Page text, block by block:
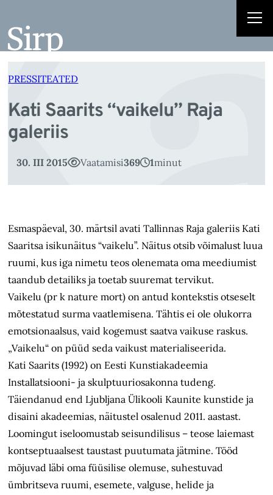
juurde
PRESSITEATED
Kati Saarits “vaikelu” Raja
galeriis
30. III 2015 Vaatamisi369 1minut
Esmaspäeval, 30. märtsil avati Tallinnas Raja galeriis Kati
Saaritsa isikunäitus “vaikelu”. Näitus otsib võimalust luua
ruumi, kus iga nimetu teos olenemata oma meediumist
taandub detailiks ja toetab suuremat tervikut.
Vaikelu (pr k nature mort) on antud kontekstis otseselt
mõtestatud surma vaatlemisena. Tähtis ei ole olukorra
emotsionaalsus, vaid kogemust saatva vaikuse raskus.
„Vaikelu“ on püüd seda vaikust materialiseerida.
Kati Saarits (1992) on Eesti Kunstiakadeemia
Installatsiooni- ja skulptuuriosakonna tudeng.
Täiendanud end Ljubljana Ülikooli Kaunite kunstide ja
disaini akadeemias, näitustel osalenud 2011. aastast.
Loomingut iseloomustab seisundilisus – teose laiemast
kontseptuaalsest taustast puutumata jätmine. Tööd
mõjuvad läbi oma füüsilise olemuse, suhestuvad
ümbritseva ruumi, esemete, valguse, helide ja